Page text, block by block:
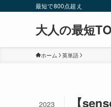
最短で800点超え
大人の最短
ホーム 英単語
【
2023